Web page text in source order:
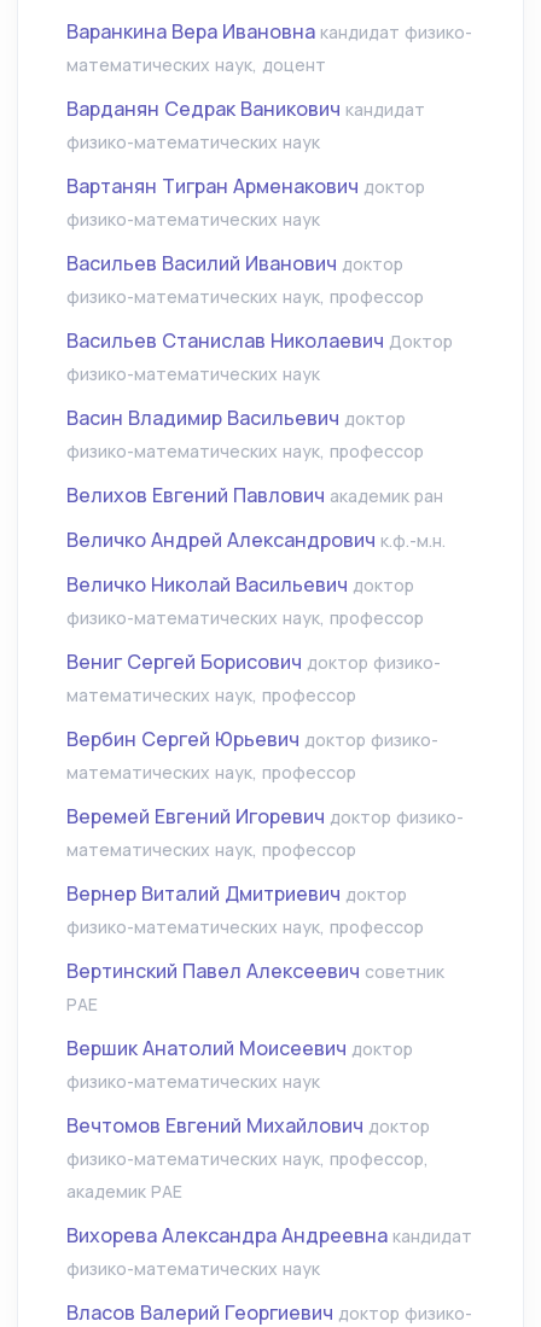
Варанкина Вера Ивановна кандидат физико-
математических наук, доцент
Варданян Седрак Ваникович кандидат
физико-математических наук
Вартанян Тигран Арменакович доктор
физико-математических наук
Васильев Василий Иванович доктор
физико-математических наук, профессор
Васильев Станислав Николаевич Доктор
физико-математических наук
Васин Владимир Васильевич доктор
физико-математических наук, профессор
Велихов Евгений Павлович академик ран
Величко Андрей Александрович к.ф.-м.н.
Величко Николай Васильевич доктор
физико-математических наук, профессор
Вениг Сергей Борисович доктор физико-
математических наук, профессор
Вербин Сергей Юрьевич доктор физико-
математических наук, профессор
Веремей Евгений Игоревич доктор физико-
математических наук, профессор
Вернер Виталий Дмитриевич доктор
физико-математических наук, профессор
Вертинский Павел Алексеевич советник
РАЕ
Вершик Анатолий Моисеевич доктор
физико-математических наук
Вечтомов Евгений Михайлович доктор
физико-математических наук, профессор,
академик РАЕ
Вихорева Александра Андреевна кандидат
физико-математических наук
Власов Валерий Георгиевич доктор физико-